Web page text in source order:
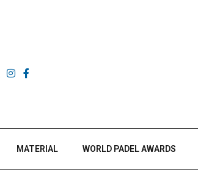
MATERIAL WORLD PADEL AWARDS